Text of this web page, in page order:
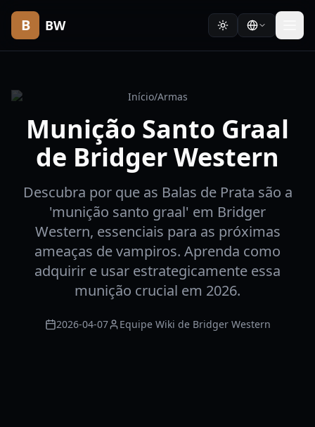
B BW
Início/Armas
Munição Santo Graal
de Bridger Western
Descubra por que as Balas de Prata são a
'munição santo graal' em Bridger
Western, essenciais para as próximas
ameaças de vampiros. Aprenda como
adquirir e usar estrategicamente essa
munição crucial em 2026.
2026-04-07 Equipe Wiki de Bridger Western